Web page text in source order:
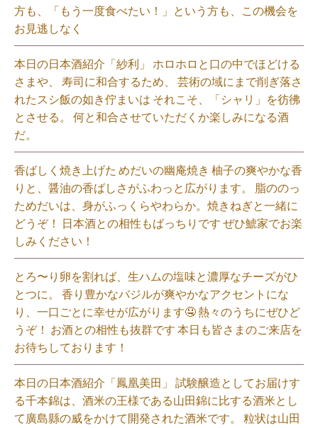
方も、「もう一度食べたい！」という方も、この機会を
お見逃しなく⁡
本日の日本酒紹介「紗利」 ホロホロと口の中でほどける
さまや、 寿司に和合するため、 芸術の域にまで削ぎ落さ
れたスシ飯の如き佇まいは それこそ、「シャリ」を彷彿
とさせる。 何と和合させていただくか楽しみになる酒
だ。⁡
香ばしく焼き上げた めだいの幽庵焼き 柚子の爽やかな香
りと、醤油の香ばしさがふわっと広がります。 脂ののっ
ためだいは、身がふっくらやわらか。焼きねぎと一緒に
どうぞ！ 日本酒との相性もばっちりです ぜひ鯱家でお楽
しみください！⁡
とろ〜り卵を割れば、生ハムの塩味と濃厚なチーズがひ
とつに。 香り豊かなバジルが爽やかなアクセントにな
り、一口ごとに幸せが広がります🤤 熱々のうちにぜひど
うぞ！ お酒との相性も抜群です 本日も皆さまのご来店を
お待ちしております！⁡
本日の日本酒紹介「鳳凰美田」 試験醸造としてお届けす
る千本錦は、酒米の王様である山田錦に比する酒米とし
て廣島縣の威をかけて開発された酒米です。 粒状は山田